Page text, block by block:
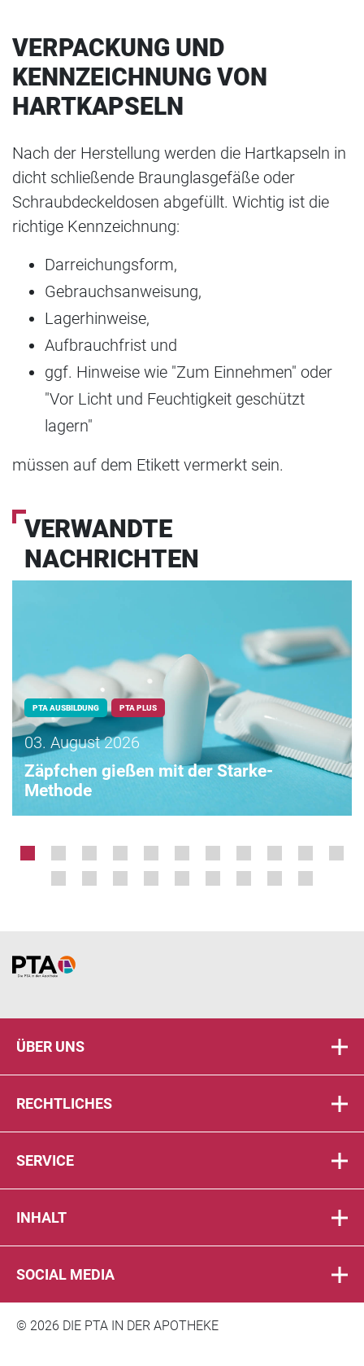
VERPACKUNG UND
KENNZEICHNUNG VON
HARTKAPSELN
Nach der Herstellung werden die Hartkapseln in
dicht schließende Braunglasgefäße oder
Schraubdeckeldosen abgefüllt. Wichtig ist die
richtige Kennzeichnung:
Darreichungsform,
Gebrauchsanweisung,
Lagerhinweise,
Aufbrauchfrist und
ggf. Hinweise wie "Zum Einnehmen" oder
"Vor Licht und Feuchtigkeit geschützt
lagern"
müssen auf dem Etikett vermerkt sein.
VERWANDTE
NACHRICHTEN
PTA AUSBILDUNG PTA PLUS
03. August 2026
Zäpfchen gießen mit der Starke-
Methode
Home
ÜBER UNS
RECHTLICHES
SERVICE
INHALT
SOCIAL MEDIA
© 2026 DIE PTA IN DER APOTHEKE